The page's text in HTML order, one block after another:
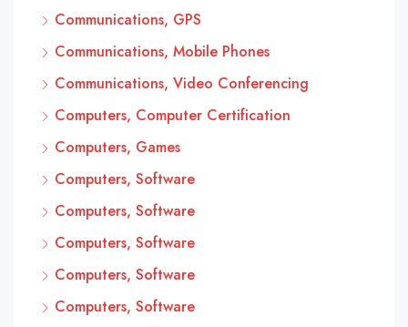
Communications, GPS
Communications, Mobile Phones
Communications, Video Conferencing
Computers, Computer Certification
Computers, Games
Computers, Software
Computers, Software
Computers, Software
Computers, Software
Computers, Software